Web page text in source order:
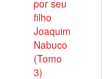
por seu
filho
Joaquim
Nabuco
(Tomo
3)